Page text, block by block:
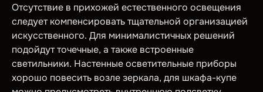
Отсутствие в прихожей естественного освещения
следует компенсировать тщательной организацией
искусственного. Для минималистичных решений
подойдут точечные, а также встроенные
светильники. Настенные осветительные приборы
хорошо повесить возле зеркала, для шкафа-купе